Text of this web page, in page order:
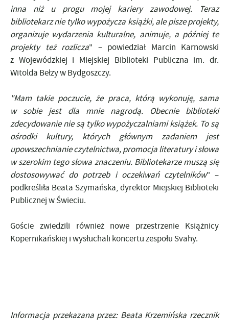
inna niż u progu mojej kariery zawodowej. Teraz
bibliotekarz nie tylko wypożycza książki, ale pisze projekty,
organizuje wydarzenia kulturalne, animuje, a później te
projekty też rozlicza" – powiedział Marcin Karnowski
z Wojewódzkiej i Miejskiej Biblioteki Publiczna im. dr.
Witolda Bełzy w Bydgoszczy.
"Mam takie poczucie, że praca, którą wykonuję, sama
w sobie jest dla mnie nagrodą. Obecnie biblioteki
zdecydowanie nie są tylko wypożyczalniami książek. To są
ośrodki kultury, których głównym zadaniem jest
upowszechnianie czytelnictwa, promocja literatury i słowa
w szerokim tego słowa znaczeniu. Bibliotekarze muszą się
dostosowywać do potrzeb i oczekiwań czytelników" –
podkreśliła Beata Szymańska, dyrektor Miejskiej Biblioteki
Publicznej w Świeciu.
Goście zwiedzili również nowe przestrzenie Książnicy
Kopernikańskiej i wysłuchali koncertu zespołu Svahy.
Informacja przekazana przez: Beata Krzemińska rzecznik